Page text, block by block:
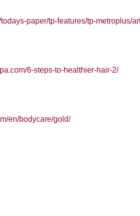
paper/tp-features/tp-metroplus/
6-steps-to-healthier-hair-2/
en/bodycare/gold/